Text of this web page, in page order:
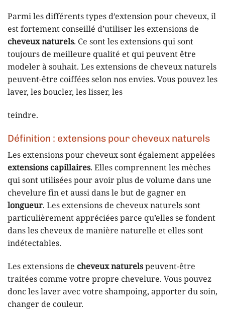
Parmi les différents types d’extension pour cheveux, il
est fortement conseillé d’utiliser les extensions de
cheveux naturels. Ce sont les extensions qui sont
toujours de meilleure qualité et qui peuvent être
modeler à souhait. Les extensions de cheveux naturels
peuvent-être coiffées selon nos envies. Vous pouvez les
laver, les boucler, les lisser, les
teindre.
Définition : extensions pour cheveux naturels
Les extensions pour cheveux sont également appelées
extensions capillaires. Elles comprennent les mèches
qui sont utilisées pour avoir plus de volume dans une
chevelure fin et aussi dans le but de gagner en
longueur. Les extensions de cheveux naturels sont
particulièrement appréciées parce qu’elles se fondent
dans les cheveux de manière naturelle et elles sont
indétectables.
Les extensions de cheveux naturelspeuvent-être
traitées comme votre propre chevelure. Vous pouvez
donc les laver avec votre shampoing, apporter du soin,
changer de couleur.